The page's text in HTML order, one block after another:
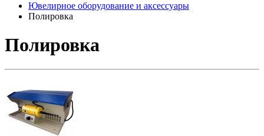
Ювелирное оборудование и аксессуары
Полировка
Полировка